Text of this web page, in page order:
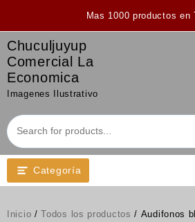
Mas 1000 productos en
Chuculjuyup
Comercial La
Economica
Imagenes Ilustrativo
Categoría
Inicio /Todos los productos / Audifonos